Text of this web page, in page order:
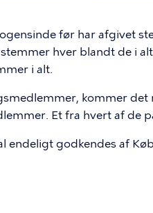
før har afgivet
hver blandt de i
i alt.
kommer det
Et fra hvert af de
endeligt godkendes af